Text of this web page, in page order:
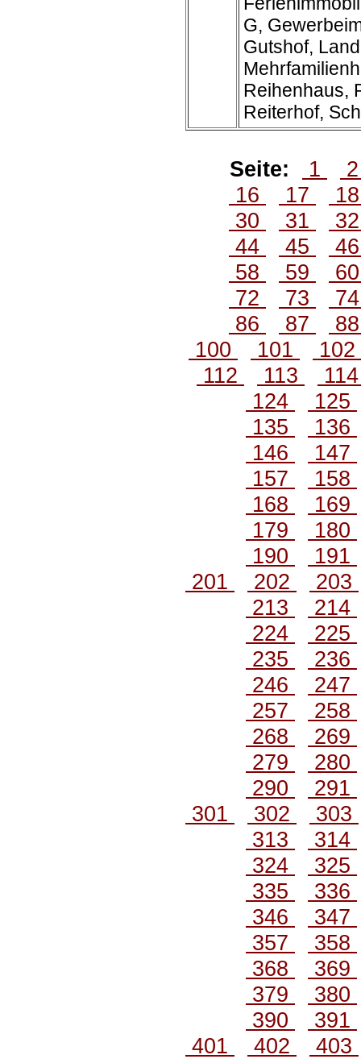
G,
Gutshof,
Reihenhaus,
Reiterhof,
Seite: 1
16
17
30
31
44
45
58
59
72
73
86
87
100
101
102
112
113
124
125
135
136
146
147
157
158
168
169
179
180
190
191
201
202
203
213
214
224
225
235
236
246
247
257
258
268
269
279
280
290
291
301
302
303
313
314
324
325
335
336
346
347
357
358
368
369
379
380
390
391
401
402 403